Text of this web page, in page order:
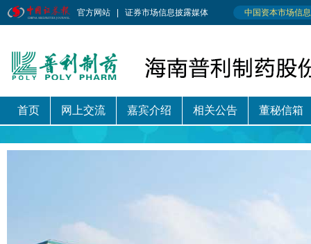
首页 网上交流 嘉宾介绍 相关公告 董秘信箱